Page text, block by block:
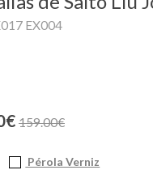
EX004
159.00€
Pérola Verniz